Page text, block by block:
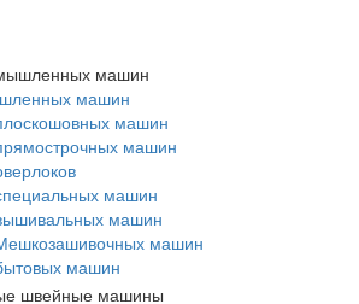
машин
машин
машин
машин
машин
машин
машин